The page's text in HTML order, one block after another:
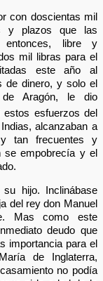
con doscientas mil
y plazos que las
libre y
mil libras para el
este año al
de dinero, y solo el
de Aragón, le dio
esfuerzos del
alcanzaban a
tan frecuentes y
se empobrecía y el
hijo. Inclinábase
del rey don Manuel
Mas como este
deudo que
importancia para el
de Inglaterra,
no podía